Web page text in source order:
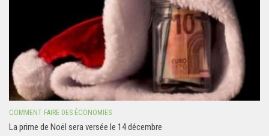
COMMENT FAIRE DES ÉCONOMIES
La prime de Noël sera versée le 14 décembre